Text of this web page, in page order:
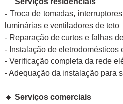
🔹 Serviços residenciais
- Troca de tomadas,
luminárias e ventiladores de teto
- Reparação de curtos e falhas
- Instalação de eletrodomésticos
- Verificação completa da rede
- Adequação da instalação para
🔹 Serviços comerciais